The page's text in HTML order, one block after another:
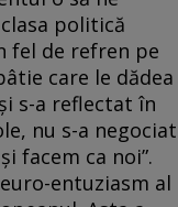
politică
fel de refren pe
care le dădea
s-a reflectat în
nu s-a negociat
facem ca noi”.
entuziasm al